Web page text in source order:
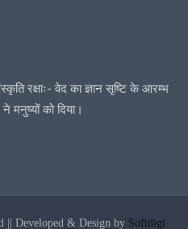
रक्षाः- वेद का ज्ञान सृष्टि के आरम्भ
मनुष्यों को दिया।
|| Developed & Design by Softdigi